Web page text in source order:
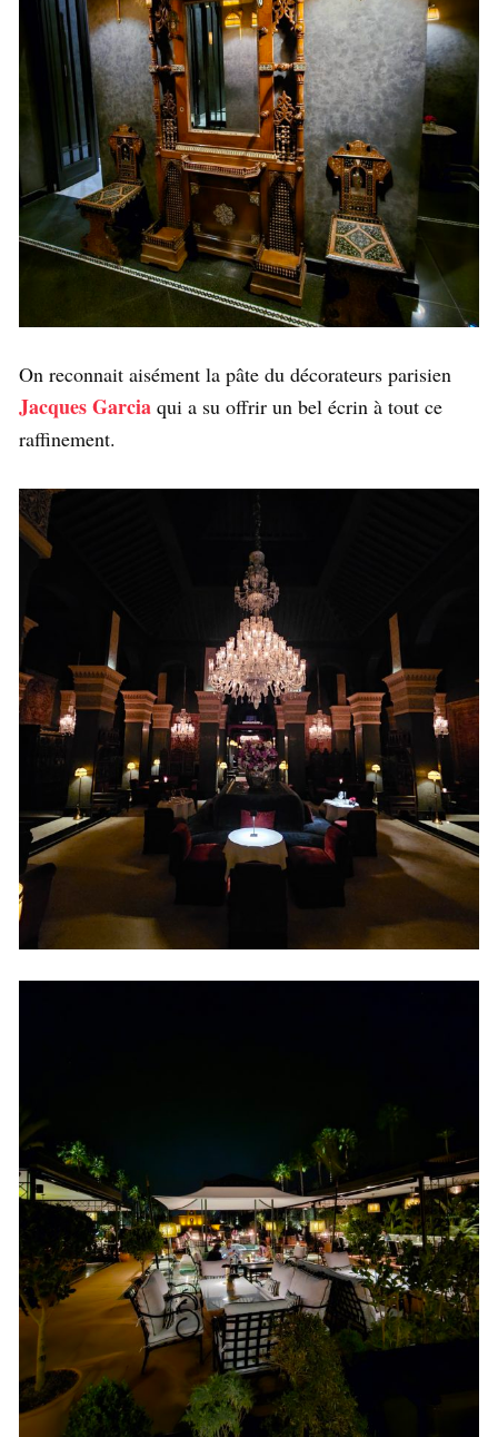
On reconnait aisément la pâte du décorateurs parisien
Jacques Garcia qui a su offrir un bel écrin à tout ce
raffinement.